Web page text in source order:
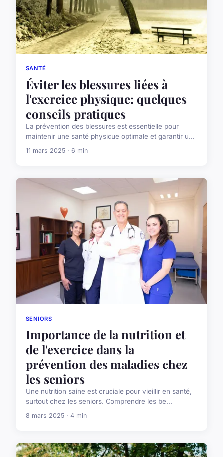
SANTÉ
Éviter les blessures liées à
l'exercice physique: quelques
conseils pratiques
La prévention des blessures est essentielle pour
maintenir une santé physique optimale et garantir u...
11 mars 2025 · 6 min
SENIORS
Importance de la nutrition et
de l'exercice dans la
prévention des maladies chez
les seniors
Une nutrition saine est cruciale pour vieillir en santé,
surtout chez les seniors. Comprendre les be...
8 mars 2025 · 4 min